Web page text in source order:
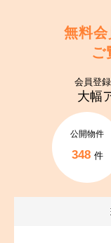
無料
ご
会員登
大幅
公開物件
348 件